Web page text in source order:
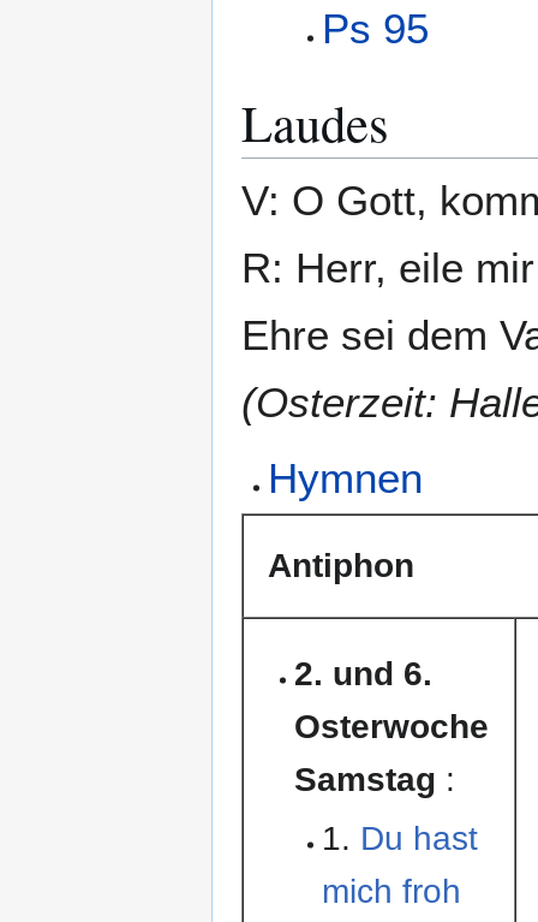
Ps 95
Laudes
V: O Gott,
R: Herr, eile
Ehre sei dem
(Osterzeit:
Hymnen
Antiphon
2. und 6.
Osterwoche
Samstag :
1. Du hast
mich froh